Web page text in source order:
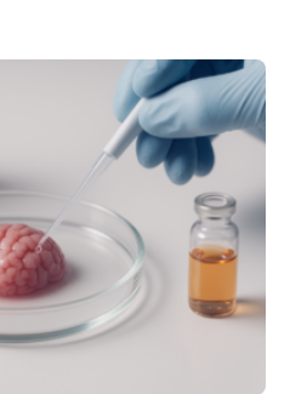
für Herzinsuffizienz
der Energietransport bei
(HCM) versagen
Verringerung der
Stresses
lassen. Würzburg. Die
(HCM) ist die häufigste
Sie führt dazu, dass
verdickt, der Herzmuskel zu